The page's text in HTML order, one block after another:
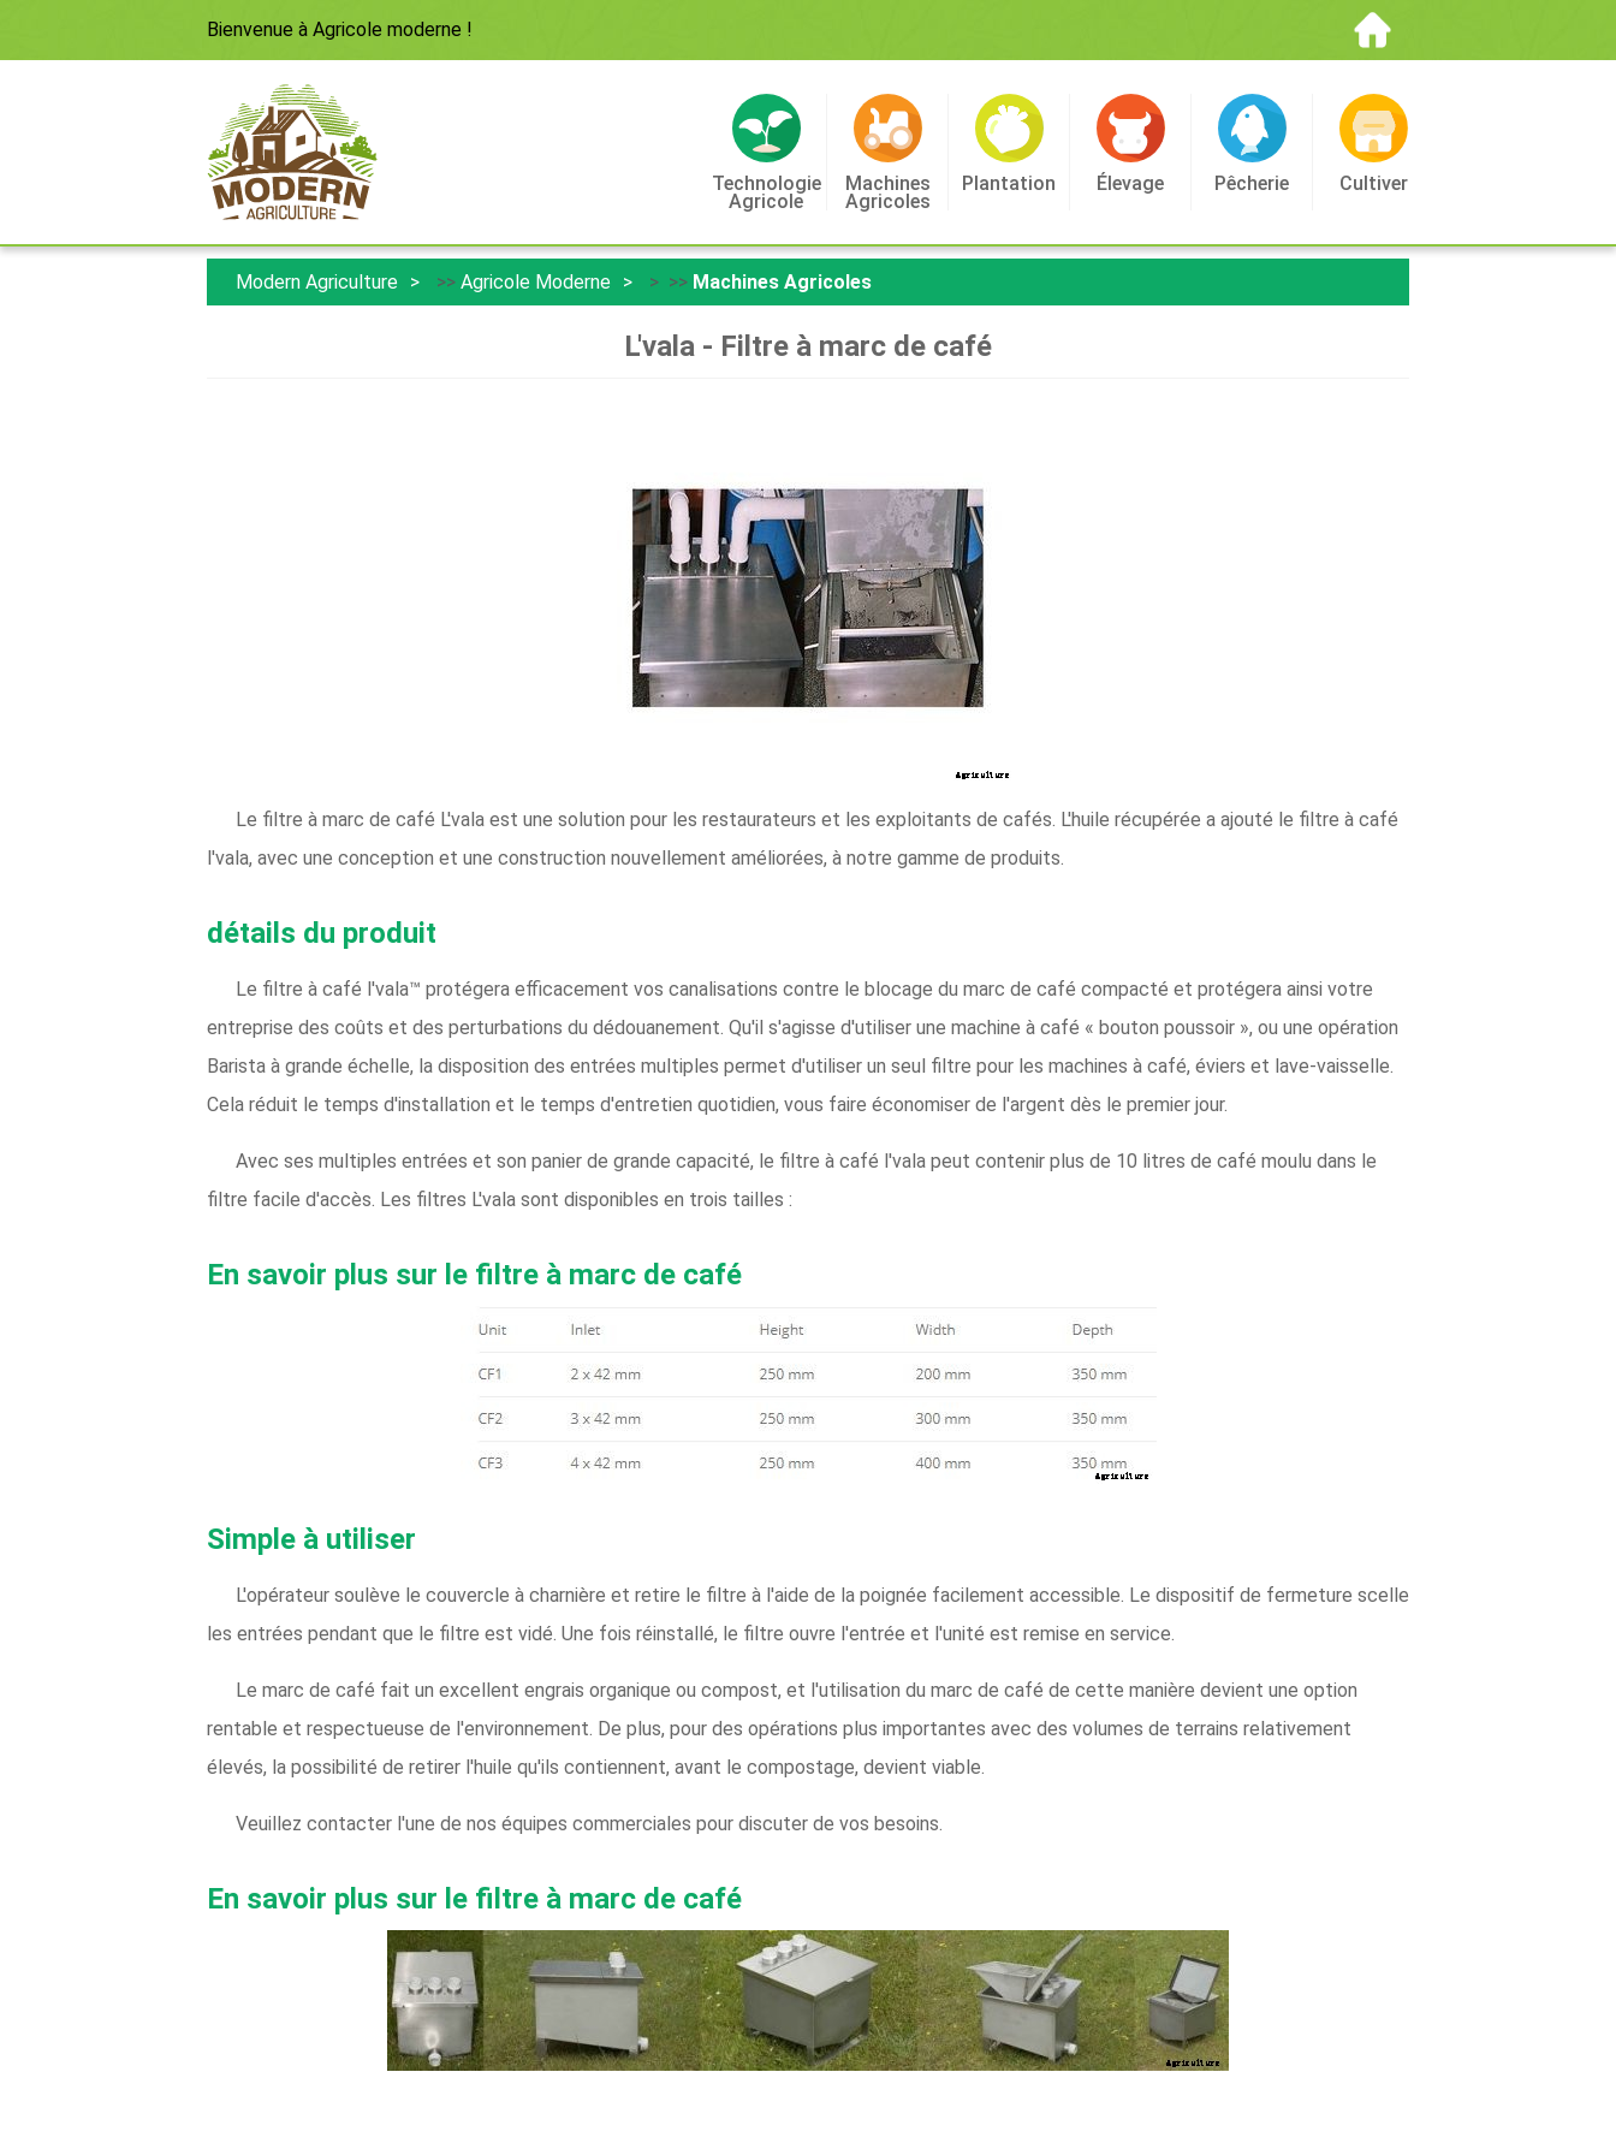
Bienvenue à Agricole moderne !
Technologie
Agricole
Machines
Agricoles
Plantation Élevage Pêcherie Cultiver
Modern Agriculture >> Agricole Moderne > >> Machines Agricoles
L'vala - Filtre à marc de café
Le filtre à marc de café L'vala est une solution pour les restaurateurs et les exploitants de cafés. L'huile récupérée a ajouté le filtre à café
l'vala, avec une conception et une construction nouvellement améliorées, à notre gamme de produits.
détails du produit
Le filtre à café l'vala™ protégera efficacement vos canalisations contre le blocage du marc de café compacté et protégera ainsi votre
entreprise des coûts et des perturbations du dédouanement. Qu'il s'agisse d'utiliser une machine à café « bouton poussoir », ou une opération
Barista à grande échelle, la disposition des entrées multiples permet d'utiliser un seul filtre pour les machines à café, éviers et lave-vaisselle.
Cela réduit le temps d'installation et le temps d'entretien quotidien, vous faire économiser de l'argent dès le premier jour.
Avec ses multiples entrées et son panier de grande capacité, le filtre à café l'vala peut contenir plus de 10 litres de café moulu dans le
filtre facile d'accès. Les filtres L'vala sont disponibles en trois tailles :
En savoir plus sur le filtre à marc de café
Simple à utiliser
L'opérateur soulève le couvercle à charnière et retire le filtre à l'aide de la poignée facilement accessible. Le dispositif de fermeture scelle
les entrées pendant que le filtre est vidé. Une fois réinstallé, le filtre ouvre l'entrée et l'unité est remise en service.
Le marc de café fait un excellent engrais organique ou compost, et l'utilisation du marc de café de cette manière devient une option
rentable et respectueuse de l'environnement. De plus, pour des opérations plus importantes avec des volumes de terrains relativement
élevés, la possibilité de retirer l'huile qu'ils contiennent, avant le compostage, devient viable.
Veuillez contacter l'une de nos équipes commerciales pour discuter de vos besoins.
En savoir plus sur le filtre à marc de café